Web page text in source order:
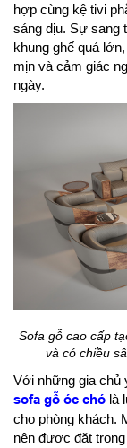
hợp cùng kệ tivi
sáng dịu. Sự sang
khung ghế quá
mịn và cảm giác
ngày.
Sofa gỗ cao cấp
và có chiều
Với những gia chủ
sofa gỗ óc chó là
cho phòng khách.
nên được đặt